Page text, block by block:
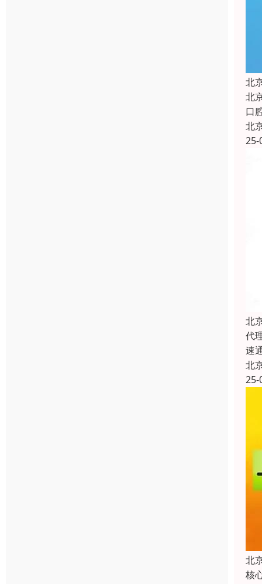
北
北
口
北
25-
北
代
速
北
25-
北
核